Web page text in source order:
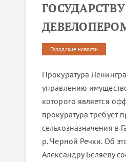
Городские новости
Прокуратура
управлению
которого является
прокуратура требует
сельхозназначения в
р. Черной Речки. Об
Александру Беляеву